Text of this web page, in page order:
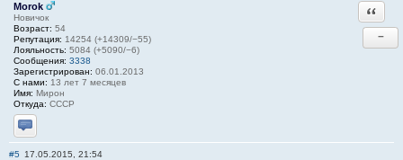
Morok
Новичок
Возраст: 54
Репутация: 14254 (+14309/−55)
Лояльность: 5084 (+5090/−6)
Сообщения: 3338
Зарегистрирован: 06.01.2013
С нами: 13 лет 7 месяцев
Имя: Мирон
Откуда: СССР
Отправить личное сообщение
−
#5 17.05.2015, 21:54